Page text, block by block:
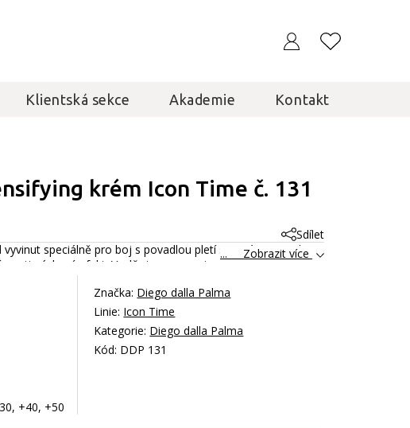
Klientská sekce Akademie Kontakt
krém Icon Time č. 131
Sdílet
vyvinut speciálně pro boj s povadlou pletí se ztrátou tonality.
efekt. Vyplňuje a opravuje pokožku, vyživuje ji
a elastinu pro větší tonalitu
... Zobrazit více
+40, +50
Značka: Diego dalla Palma
Linie: Icon Time
Kategorie: Diego dalla Palma
Kód: DDP 131